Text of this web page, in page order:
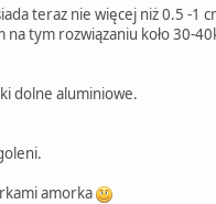
teraz nie więcej niż 0.5 -1
tym rozwiązaniu koło 30-
dolne aluminiowe.
amorka